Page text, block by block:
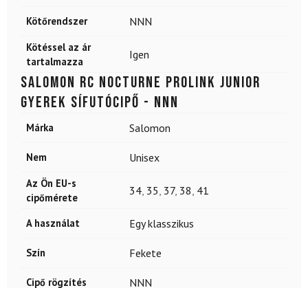
Kötőrendszer NNN
Kötéssel az ár
tartalmazza
Igen
SALOMON RC Nocturne Prolink Junior
gyerek sífutócipő - NNN
Márka Salomon
Nem Unisex
Az Ön EU-s
cipőmérete
34, 35, 37, 38, 41
A használat Egy klasszikus
Szín Fekete
Cipő rögzítés NNN